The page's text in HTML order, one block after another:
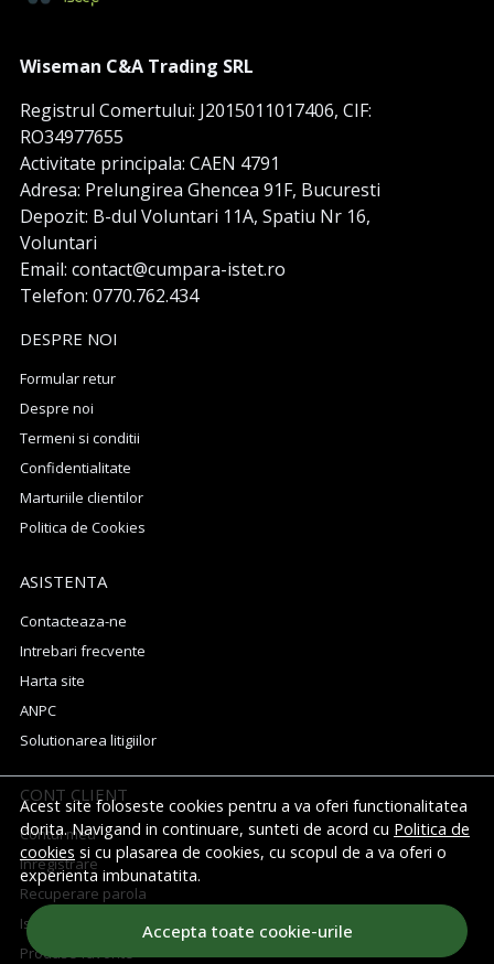
Acest site foloseste cookies pentru a va oferi functionalitatea
dorita. Navigand in continuare, sunteti de acord cu Politica de
cookies si cu plasarea de cookies, cu scopul de a va oferi o
experienta imbunatatita.
Accepta toate cookie-urile
Wiseman C&A Trading SRL
Registrul Comertului: J2015011017406, CIF:
RO34977655
Activitate principala: CAEN 4791
Adresa: Prelungirea Ghencea 91F, Bucuresti
Depozit: B-dul Voluntari 11A, Spatiu Nr 16,
Voluntari
Email: contact@cumpara-istet.ro
Telefon: 0770.762.434
DESPRE NOI
Formular retur
Despre noi
Termeni si conditii
Confidentialitate
Marturiile clientilor
Politica de Cookies
ASISTENTA
Contacteaza-ne
Intrebari frecvente
Harta site
ANPC
Solutionarea litigiilor
CONT CLIENT
Contul meu
Inregistrare
Recuperare parola
Istoric comenzi
Produse favorite